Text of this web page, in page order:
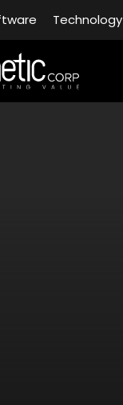
Technology